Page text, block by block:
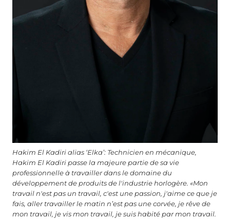
Hakim El Kadiri alias ‘Elka’: Technicien en mécanique,
Hakim El Kadiri passe la majeure partie de sa vie
professionnelle à travailler dans le domaine du
développement de produits de l'industrie horlogère. «Mon
travail n'est pas un travail, c'est une passion, j'aime ce que je
fais, aller travailler le matin n’est pas une corvée, je rêve de
mon travail, je vis mon travail, je suis habité par mon travail.